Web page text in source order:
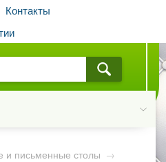
Контакты
и письменные столы →